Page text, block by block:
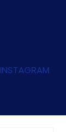
INSTAGRAM